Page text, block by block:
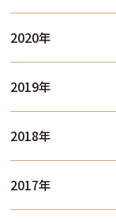
2020年
2019年
2018年
2017年